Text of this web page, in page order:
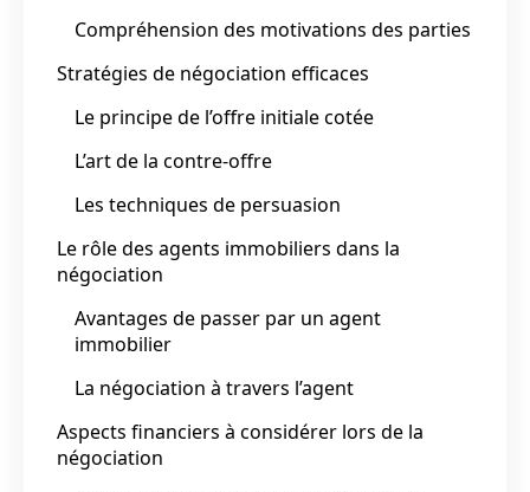
Compréhension des motivations des parties
Stratégies de négociation efficaces
Le principe de l’offre initiale cotée
L’art de la contre-offre
Les techniques de persuasion
Le rôle des agents immobiliers dans la
négociation
Avantages de passer par un agent
immobilier
La négociation à travers l’agent
Aspects financiers à considérer lors de la
négociation